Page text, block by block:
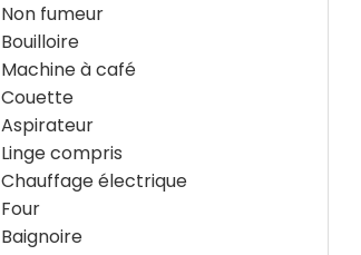
Non fumeur
Bouilloire
Machine à café
Couette
Aspirateur
Linge compris
Chauffage électrique
Four
Baignoire